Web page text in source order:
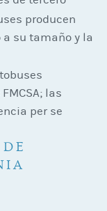
producen
su tamaño y la
las
per se